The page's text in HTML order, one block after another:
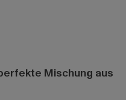
EUR
Mischung aus